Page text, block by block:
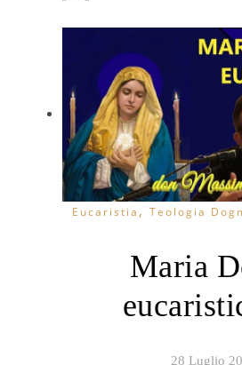
Eucaristia , Teologia
Maria
28 Luglio